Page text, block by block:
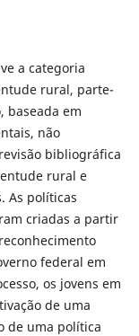
a categoria
rural, parte-
baseada em
não
bibliográfica
rural e
As políticas
criadas a partir
federal em
os jovens em
de uma
de uma política